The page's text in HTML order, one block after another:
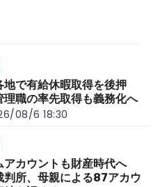
地で有給休暇取得を後押
職の率先取得も義務化へ
08/6 18:30
アカウントも財産時代へ
判所、母親による87アカウ